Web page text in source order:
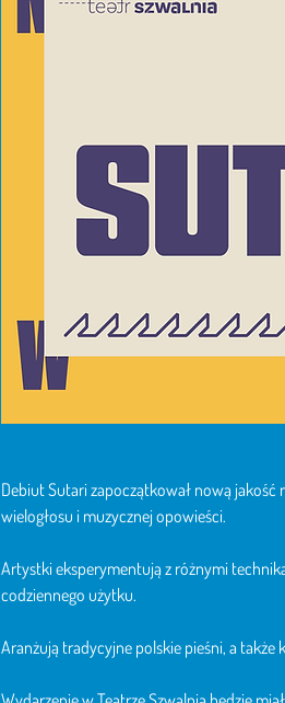
Debiut Sutari zapoczątkował nową
wielogłosu i muzycznej opowieści.
Artystki eksperymentują z różnymi
codziennego użytku.
Aranżują tradycyjne polskie pieśni, a